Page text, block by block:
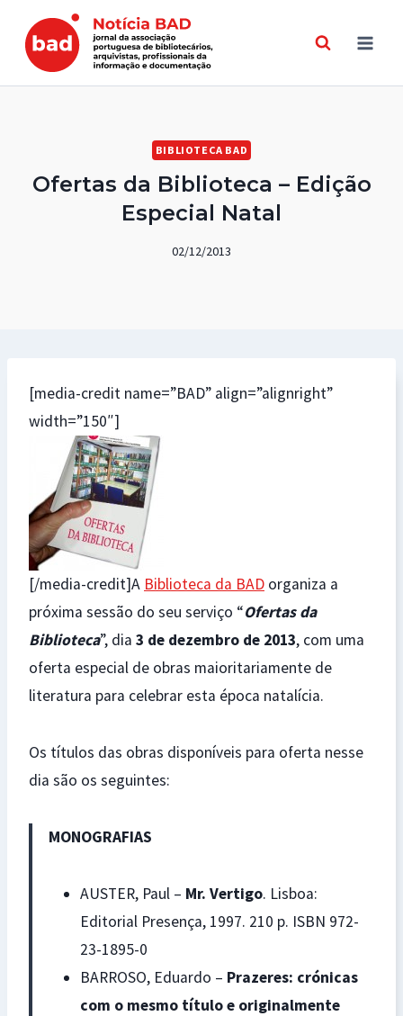
content
BIBLIOTECA BAD
Ofertas da Biblioteca – Edição
Especial Natal
02/12/2013
[media-credit name=”BAD” align=”alignright”
width=”150″]
[/media-credit]A Biblioteca da BAD organiza a
próxima sessão do seu serviço “Ofertas da
Biblioteca”, dia 3 de dezembro de 2013, com uma
oferta especial de obras maioritariamente de
literatura para celebrar esta época natalícia.
Os títulos das obras disponíveis para oferta nesse
dia são os seguintes:
MONOGRAFIAS
AUSTER, Paul – Mr. Vertigo. Lisboa:
Editorial Presença, 1997. 210 p. ISBN 972-
23-1895-0
BARROSO, Eduardo – Prazeres: crónicas
com o mesmo título e originalmente